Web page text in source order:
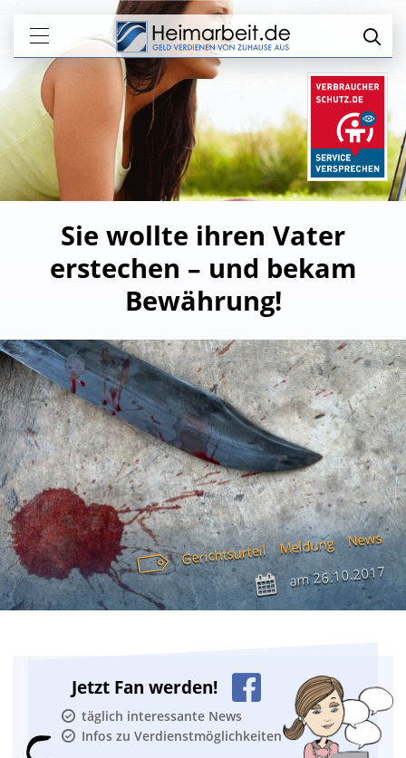
Sie wollte ihren Vater
erstechen – und bekam
Bewährung!
Gerichtsurteil Meldung News
am26.10.2017
Jetzt Fan werden!
täglich interessante News
Infos zu Verdienstmöglichkeiten